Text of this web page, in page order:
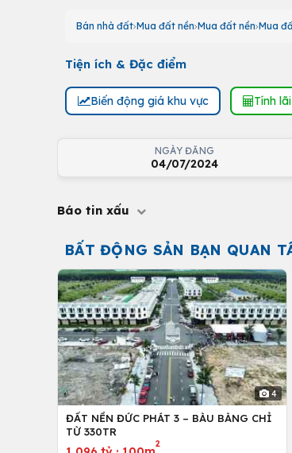
Bán nhà đất Mua đất nền Mua đất nền Mua
Tiện ích & Đặc điểm
Biến động giá khu vực Tính
NGÀY ĐĂNG
04/07/2024
Báo tin xấu
BẤT ĐỘNG SẢN BẠN QUAN
4
ĐẤT NỀN ĐỨC PHÁT 3 – BÀU BÀNG CHỈ
TỪ 330TR
2